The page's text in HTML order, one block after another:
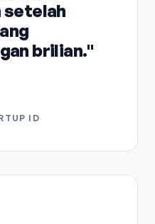
setelah
brilian."
ID